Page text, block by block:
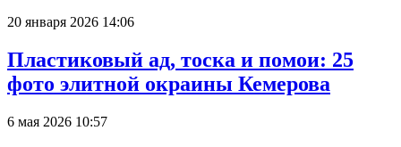
20 января 2026 14:06
Пластиковый ад, тоска и помои: 25
фото элитной окраины Кемерова
6 мая 2026 10:57